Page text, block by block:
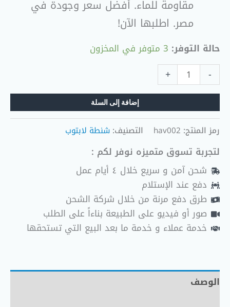
مقاومة للماء. أفضل سعر وجودة في
مصر. اطلبها الآن!
حالة التوفر: 3 متوفر في المخزون
-
+
إضافة إلى السلة
رمز المنتج: hav002 التصنيف: شنطة لابتوب
لتجربة تسوق متميزه نوفر لكم :
شحن آمن و سريع خلال ٤ أيام عمل
دفع عند الإستلام
طرق دفع مرنة من خلال شركة الشحن
صور أو فيديو على الطبيعة بناءاً على الطلب
خدمة عملاء و خدمة ما بعد البيع التي تستحقها
الوصف